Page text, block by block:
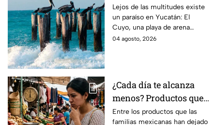
escondido en la Costa
Esmeralda de Yucatán
y es ideal para las
vacaciones de verano
Lejos de las multitudes existe
un paraíso en Yucatán: El
Cuyo, una playa de arena
blanca en la Costa Esmeralda
04 agosto, 2026
¿Cada día te alcanza
menos? Productos que
la gente deja de
Entre los productos que las
familias mexicanas han dejado